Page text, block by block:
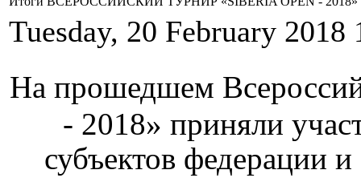
Tuesday, 20 February 2018
На прошедшем
- 2018» приняли
субъектов федерации